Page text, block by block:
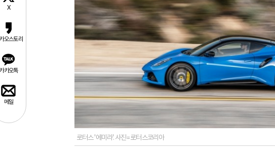
X
오스토리
카오톡
메일
로터스 '에미라'. 사진=로터스코리아